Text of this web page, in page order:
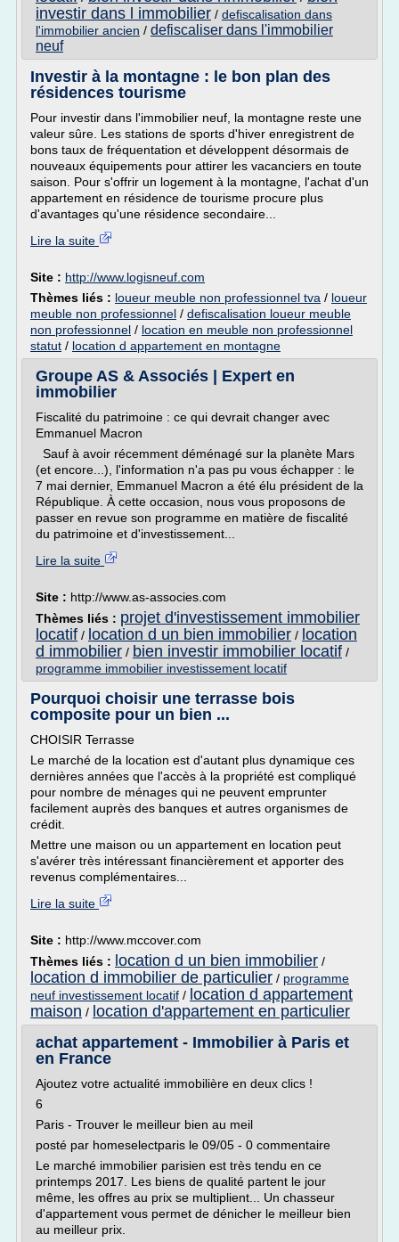
investir dans l immobilier / defiscalisation dans
l'immobilier ancien / defiscaliser dans l'immobilier
neuf
Investir à la montagne : le bon plan des
résidences tourisme
Pour investir dans l'immobilier neuf, la montagne reste une
valeur sûre. Les stations de sports d'hiver enregistrent de
bons taux de fréquentation et développent désormais de
nouveaux équipements pour attirer les vacanciers en toute
saison. Pour s'offrir un logement à la montagne, l'achat d'un
appartement en résidence de tourisme procure plus
d'avantages qu'une résidence secondaire...
Lire la suite
Site : http://www.logisneuf.com
Thèmes liés : loueur meuble non professionnel tva / loueur
meuble non professionnel / defiscalisation loueur meuble
non professionnel / location en meuble non professionnel
statut / location d appartement en montagne
Groupe AS & Associés | Expert en
immobilier
Fiscalité du patrimoine : ce qui devrait changer avec
Emmanuel Macron
Sauf à avoir récemment déménagé sur la planète Mars
(et encore...), l'information n'a pas pu vous échapper : le
7 mai dernier, Emmanuel Macron a été élu président de la
République. À cette occasion, nous vous proposons de
passer en revue son programme en matière de fiscalité
du patrimoine et d'investissement...
Lire la suite
Site : http://www.as-associes.com
Thèmes liés : projet d'investissement immobilier
locatif / location d un bien immobilier / location
d immobilier / bien investir immobilier locatif /
programme immobilier investissement locatif
Pourquoi choisir une terrasse bois
composite pour un bien ...
CHOISIR Terrasse
Le marché de la location est d'autant plus dynamique ces
dernières années que l'accès à la propriété est compliqué
pour nombre de ménages qui ne peuvent emprunter
facilement auprès des banques et autres organismes de
crédit.
Mettre une maison ou un appartement en location peut
s'avérer très intéressant financièrement et apporter des
revenus complémentaires...
Lire la suite
Site : http://www.mccover.com
Thèmes liés : location d un bien immobilier /
location d immobilier de particulier / programme
neuf investissement locatif / location d appartement
maison / location d'appartement en particulier
achat appartement - Immobilier à Paris et
en France
Ajoutez votre actualité immobilière en deux clics !
6
Paris - Trouver le meilleur bien au meil
posté par homeselectparis le 09/05 - 0 commentaire
Le marché immobilier parisien est très tendu en ce
printemps 2017. Les biens de qualité partent le jour
même, les offres au prix se multiplient... Un chasseur
d'appartement vous permet de dénicher le meilleur bien
au meilleur prix.